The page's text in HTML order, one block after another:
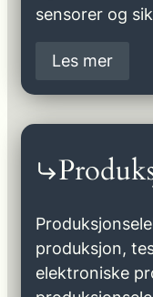
sensorer og
Les mer
produksjon,
elektroniske